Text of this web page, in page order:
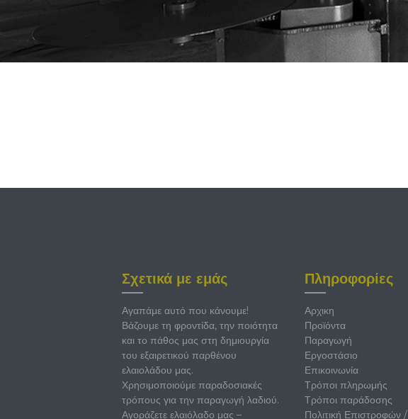
Σχετικά με εμάς
Αγαπάμε αυτό που κάνουμε!
Βάζουμε τη φροντίδα, την ποιότητα
και το πάθος μας στη δημιουργία
του εξαιρετικού παρθένου
ελαιολάδου μας.
Χρησιμοποιούμε παραδοσιακές
τρόπους για την παραγωγή λαδιού.
Αγοράζετε ελαιόλαδο μας –
Πληροφορίες
Αρχικη
Προϊόντα
Παραγωγή
Εργοστάσιο
Επικοινωνία
Τρόποι πληρωμής
Τρόποι παράδοσης
Πολιτική Επιστροφών /